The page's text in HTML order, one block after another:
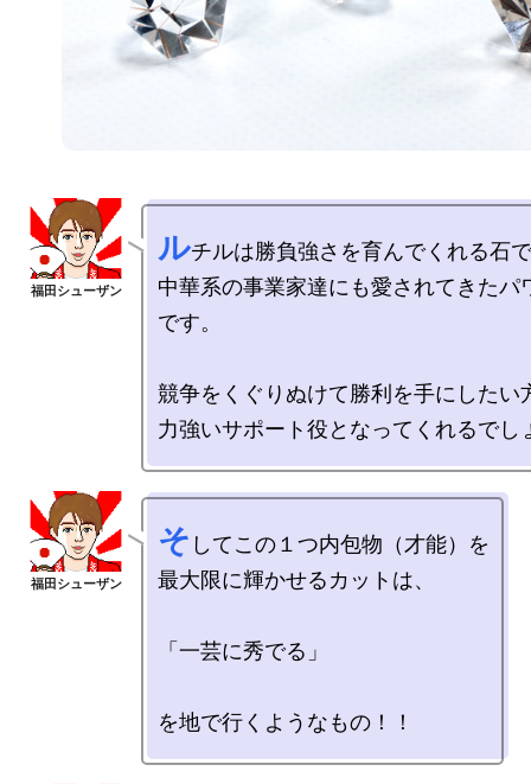
ルチルは勝負強さを育んでくれる石
中華系の事業家達にも愛されてきたパ
です。
競争をくぐりぬけて勝利を手にしたい
そ してこの１つ内包物（才能）を
最大限に輝かせるカットは、
「一芸に秀でる」